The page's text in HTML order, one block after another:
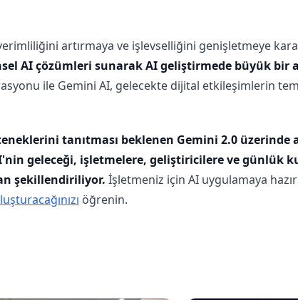
artırmaya ve işlevselliğini genişletmeye
AI çözümleri sunarak AI geliştirmede büyük bir
ile Gemini AI, gelecekte dijital etkileşimlerin
tanıtması beklenen Gemini 2.0 üzerinde
geleceği, işletmelere, geliştiricilere ve günlük
şekillendiriliyor. İşletmeniz için AI uygulamaya
öğrenin.